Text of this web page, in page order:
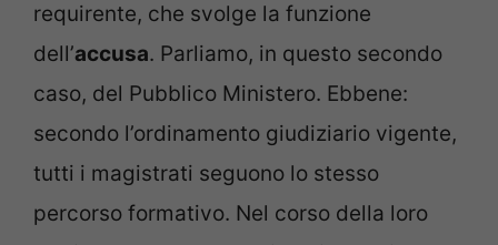
requirente, che svolge la funzione
dell’accusa. Parliamo, in questo secondo
caso, del Pubblico Ministero. Ebbene:
secondo l’ordinamento giudiziario vigente,
tutti i magistrati seguono lo stesso
percorso formativo. Nel corso della loro